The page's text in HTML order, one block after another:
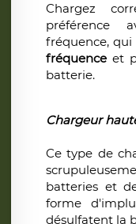
Chargez
préférence
fréquence,
fréquence et
batterie.
Chargeur
Ce type de
batteries et
forme
désulfatent la